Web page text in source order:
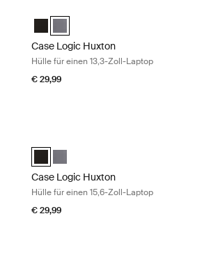
(selected)
GraphitCase Logic Huxton 13.3" Laptop
Case Logic Huxton 13.3" Laptop
Case Logic Huxton
Hülle für einen 13,3-Zoll-Laptop
€ 29,99
(selected)
Case Logic Huxton 15.6" Laptop
Case Logic Huxton 15.6" Laptop
Case Logic Huxton
Hülle für einen 15,6-Zoll-Laptop
€ 29,99